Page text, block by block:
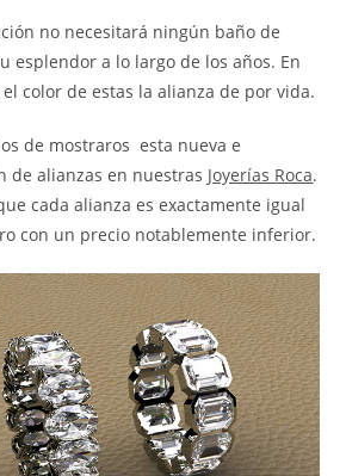
no necesitará ningún baño de
esplendor a lo largo de los años. En
el color de estas la alianza de por vida.
de mostraros esta nueva e
de alianzas en nuestras Joyerías Roca.
cada alianza es exactamente igual
con un precio notablemente inferior.